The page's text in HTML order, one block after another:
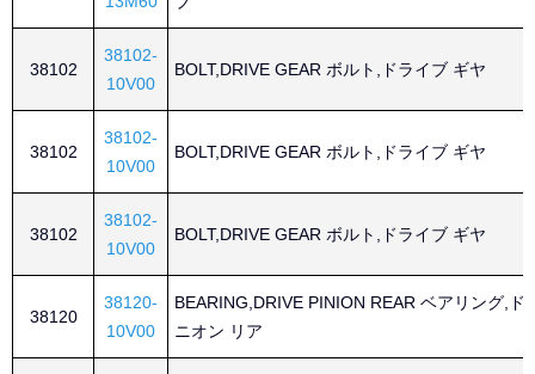
38102
38102-
10V00
BOLT,DRIVE GEAR ボルト,ドライブ ギヤ
38102
38102-
10V00
BOLT,DRIVE GEAR ボルト,ドライブ ギヤ
38102
38102-
10V00
BOLT,DRIVE GEAR ボルト,ドライブ ギヤ
38120
38120-
10V00
BEARING,DRIVE PINION REAR ベアリング,ド
ニオン リア